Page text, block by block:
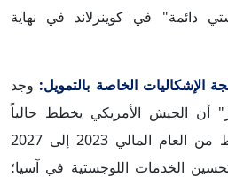
دائمة" في كوينزلاند في نهاية
وجد
أن الجيش الأمريكي يخطط حالياً
لطلب 2.5 مليار دولار فقط من العام المالي 2023 إلى 2027
الخدمات اللوجستية في آسيا؛